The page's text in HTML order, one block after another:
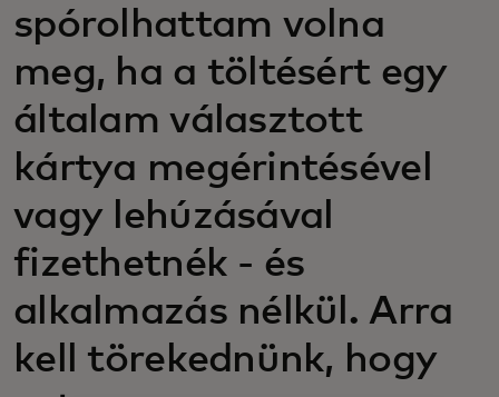
spórolhattam volna
meg, ha a töltésért egy
általam választott
kártya megérintésével
vagy lehúzásával
fizethetnék - és
alkalmazás nélkül. Arra
kell törekednünk, hogy